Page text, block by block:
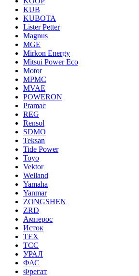
KUB
KUBOTA
Lister Petter
Magnus
MGE
Mirkon Energy
Mitsui Power Eco
Motor
MPMC
MVAE
POWERON
Pramac
REG
Rensol
SDMO
Teksan
Tide Power
Toyo
Vektor
Welland
Yamaha
Yanmar
ZONGSHEN
ZRD
Амперос
Исток
ТЕХ
ТСС
УРАЛ
ФАС
Фрегат